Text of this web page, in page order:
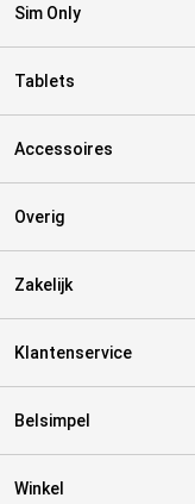
Sim Only
Tablets
Accessoires
Overig
Zakelijk
Klantenservice
Belsimpel
Winkel